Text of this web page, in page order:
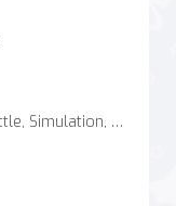
Adventure, Shooter, .IO, Battle, Simulation, Strategy, Combat